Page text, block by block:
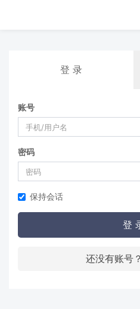
登 录
账号
密码
保持会话
登
还没有账号